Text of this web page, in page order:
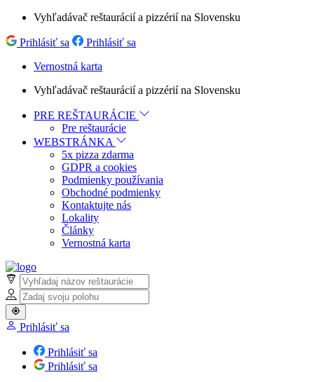
Vyhľadávač reštaurácií a pizzérií na Slovensku
Prihlásiť sa
Prihlásiť sa
Vernostná karta
Vyhľadávač reštaurácií a pizzérií na Slovensku
PRE REŠTAURÁCIE
Pre reštaurácie
WEBSTRÁNKA
5x pizza zdarma
GDPR a cookies
Podmienky používania
Obchodné podmienky
Kontaktujte nás
Lokality
Články
Vernostná karta
Prihlásiť sa
Prihlásiť sa
Prihlásiť sa